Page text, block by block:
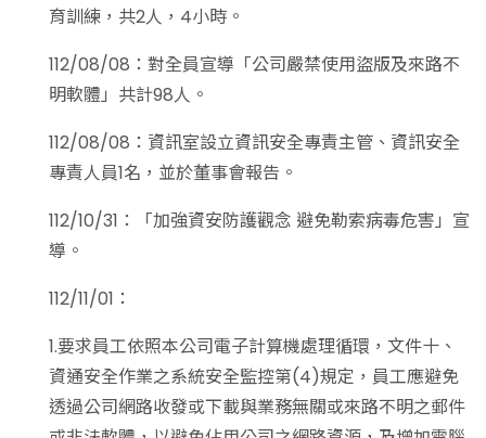
育訓練，共2人，4小時。
112/08/08：對全員宣導「公司嚴禁使用盜版及來路不
明軟體」共計98人。
112/08/08：資訊室設立資訊安全專責主管、資訊安全
專責人員1名，並於董事會報告。
112/10/31：「加強資安防護觀念 避免勒索病毒危害」宣
導。
112/11/01：
1.要求員工依照本公司電子計算機處理循環，文件十、
資通安全作業之系統安全監控第(4)規定，員工應避免
透過公司網路收發或下載與業務無關或來路不明之郵件